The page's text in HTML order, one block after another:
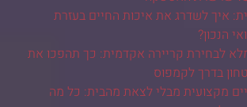
איך לשדרג את איכות החיים בעזרת
הנכון?
לבחירת קריירה אקדמית: כך תהפכו את
בדרך לקמפוס
מקצועית מבלי לצאת מהבית: כל מה